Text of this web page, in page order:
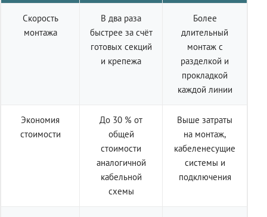
Скорость
монтажа
В два раза
быстрее за счёт
готовых секций
и крепежа
Более
длительный
монтаж с
разделкой и
прокладкой
каждой линии
Экономия
стоимости
До 30 % от
общей
стоимости
аналогичной
кабельной
схемы
Выше затраты
на монтаж,
кабеленесущие
системы и
подключения